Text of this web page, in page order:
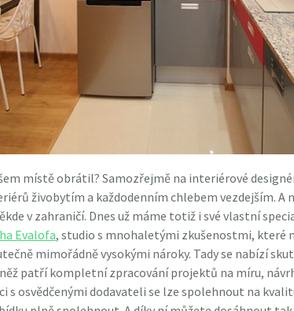
místě obrátil? Samozřejmě na interiérové
živobytím a každodenním chlebem vezdejším.
v zahraničí. Dnes už máme totiž i své vlastní
Evalofa, studio s mnohaletými zkušenostmi, které
mimořádně vysokými nároky. Tady se nabízí
patří kompletní zpracování projektů na míru,
s osvědčenými dodavateli se lze spolehnout na